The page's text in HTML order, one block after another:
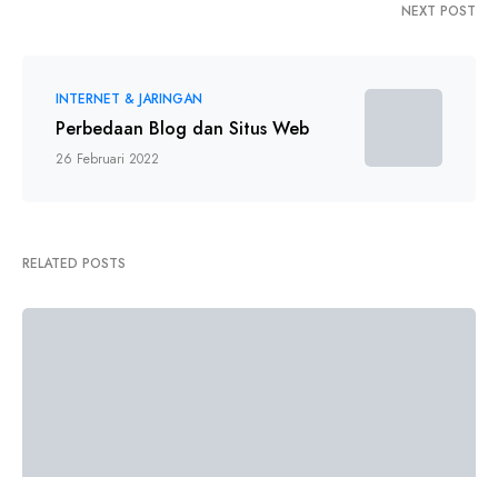
NEXT POST
INTERNET & JARINGAN
Perbedaan Blog dan Situs Web
26 Februari 2022
RELATED POSTS